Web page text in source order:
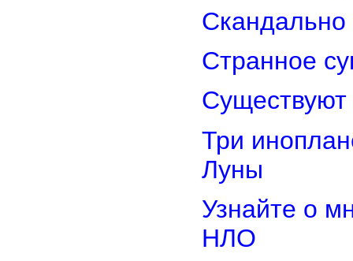
Странное
Три
Луны
Узнайте о
НЛО